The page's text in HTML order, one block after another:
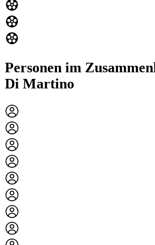
Personen im
Di Martino